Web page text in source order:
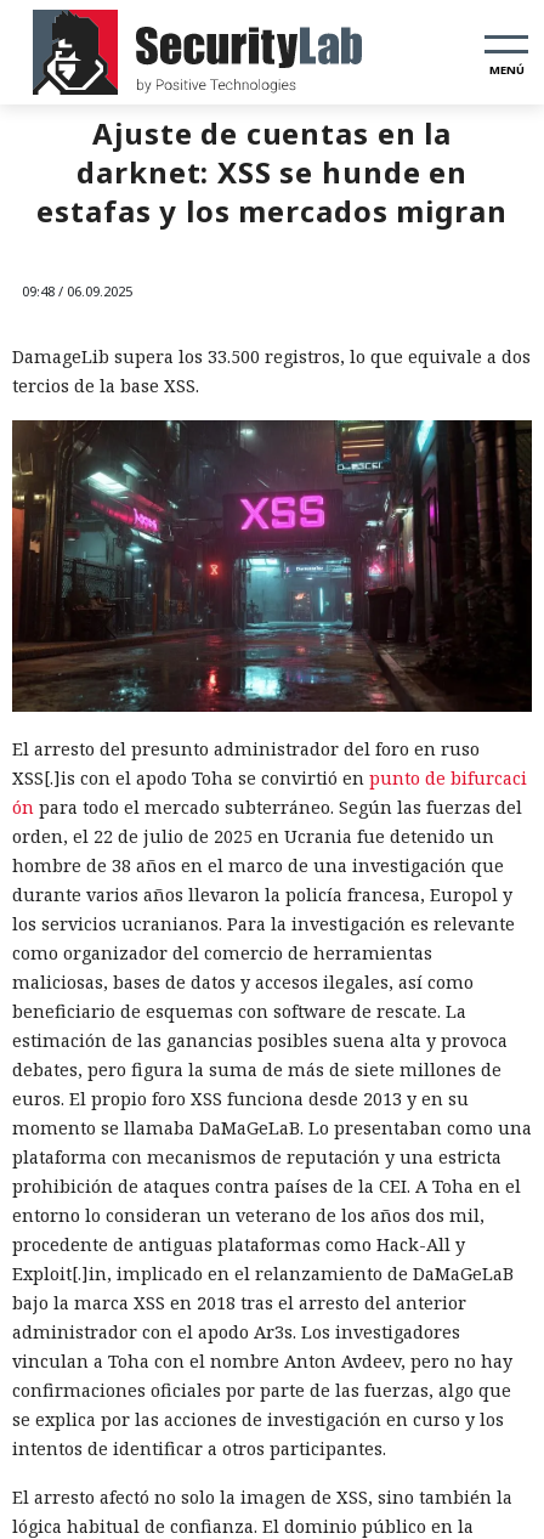
MENÚ
Ajuste de cuentas en la
darknet: XSS se hunde en
estafas y los mercados migran
09:48 / 06.09.2025
DamageLib supera los 33.500 registros, lo que equivale a dos
tercios de la base XSS.
El arresto del presunto administrador del foro en ruso
XSS[.]is con el apodo Toha se convirtió en punto de bifurcaci
ón para todo el mercado subterráneo. Según las fuerzas del
orden, el 22 de julio de 2025 en Ucrania fue detenido un
hombre de 38 años en el marco de una investigación que
durante varios años llevaron la policía francesa, Europol y
los servicios ucranianos. Para la investigación es relevante
como organizador del comercio de herramientas
maliciosas, bases de datos y accesos ilegales, así como
beneficiario de esquemas con software de rescate. La
estimación de las ganancias posibles suena alta y provoca
debates, pero figura la suma de más de siete millones de
euros. El propio foro XSS funciona desde 2013 y en su
momento se llamaba DaMaGeLaB. Lo presentaban como una
plataforma con mecanismos de reputación y una estricta
prohibición de ataques contra países de la CEI. A Toha en el
entorno lo consideran un veterano de los años dos mil,
procedente de antiguas plataformas como Hack-All y
Exploit[.]in, implicado en el relanzamiento de DaMaGeLaB
bajo la marca XSS en 2018 tras el arresto del anterior
administrador con el apodo Ar3s. Los investigadores
vinculan a Toha con el nombre Anton Avdeev, pero no hay
confirmaciones oficiales por parte de las fuerzas, algo que
se explica por las acciones de investigación en curso y los
intentos de identificar a otros participantes.
El arresto afectó no solo la imagen de XSS, sino también la
lógica habitual de confianza. El dominio público en la